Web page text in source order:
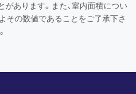
があります。また、室内面積につい
その数値であることをご了承下さ